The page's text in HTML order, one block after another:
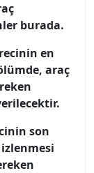
burada.
en
araç
son
izlenmesi